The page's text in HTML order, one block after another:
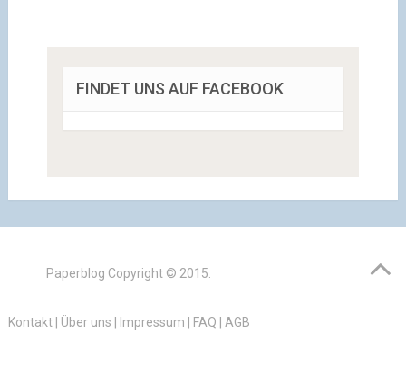
FINDET UNS AUF FACEBOOK
Paperblog Copyright © 2015.
Kontakt| Über uns Impressum FAQ AGB